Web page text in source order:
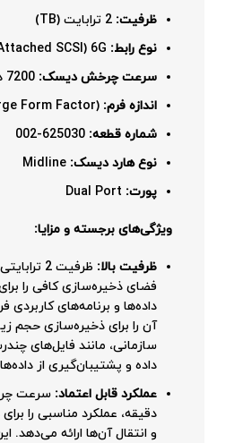
ظرفیت:
نوع رابط:
سرعت چرخش دیسک:
اندازه فرم:
شماره قطعه:
نوع هارد دیسک:
پورت:
ویژگی‌های برجسته و مزایا:
ظرفیت بالا:
ظرفیت 2
فضای ذخیره‌سازی کافی را
داده‌ها و برنامه‌های کاربردی
آن را برای ذخیره‌سازی حجم
سازمانی، مانند فایل‌های
داده و پشتیبان‌گیری از
عملکرد قابل اعتماد:
دقیقه، عملکرد مناسبی را
و انتقال آن‌ها ارائه می‌دهد.